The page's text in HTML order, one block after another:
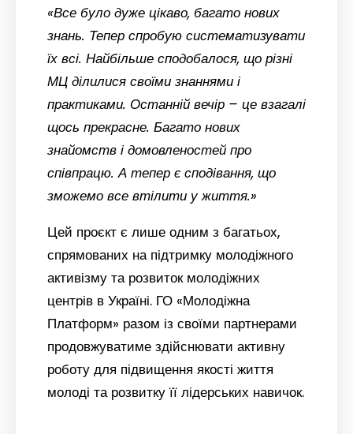
«Все було дуже цікаво, багато нових
знань. Тепер спробую систематизувати
їх всі. Найбільше сподобалося, що різні
МЦ ділилися своїми знаннями і
практиками. Останній вечір – це взагалі
щось прекрасне. Багато нових
знайомств і домовленостей про
співпрацю. А тепер є сподівання, що
зможемо все втілити у життя.»
Цей проєкт є лише одним з багатьох,
спрямованих на підтримку молодіжного
активізму та розвиток молодіжних
центрів в Україні. ГО «Молодіжна
Платформ» разом із своїми партнерами
продовжуватиме здійснювати активну
роботу для підвищення якості життя
молоді та розвитку її лідерських навичок.